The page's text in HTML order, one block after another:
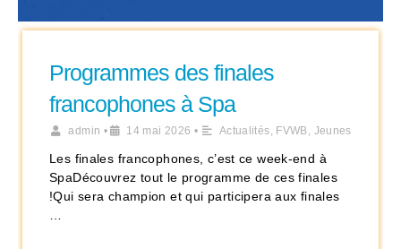
Programmes des finales
francophones à Spa
admin • 14 mai 2026 • Actualités, FVWB, Jeunes
Les finales francophones, c’est ce week-end à
SpaDécouvrez tout le programme de ces finales
!Qui sera champion et qui participera aux finales
…